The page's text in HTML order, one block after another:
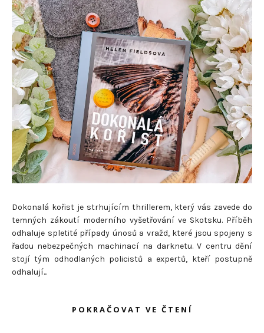
Dokonalá kořist je strhujícím thrillerem, který vás zavede do
temných zákoutí moderního vyšetřování ve Skotsku. Příběh
odhaluje spletité případy únosů a vražd, které jsou spojeny s
řadou nebezpečných machinací na darknetu. V centru dění
stojí tým odhodlaných policistů a expertů, kteří postupně
odhalují...
POKRAČOVAT VE ČTENÍ